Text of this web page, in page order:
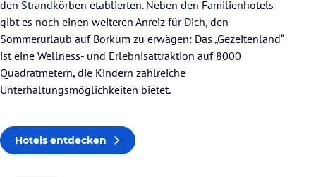
den Strandkörben etablierten. Neben den Familienhotels
gibt es noch einen weiteren Anreiz für Dich, den
Sommerurlaub auf Borkum zu erwägen: Das „Gezeitenland“
ist eine Wellness- und Erlebnisattraktion auf 8000
Quadratmetern, die Kindern zahlreiche
Unterhaltungsmöglichkeiten bietet.
Hotels entdecken